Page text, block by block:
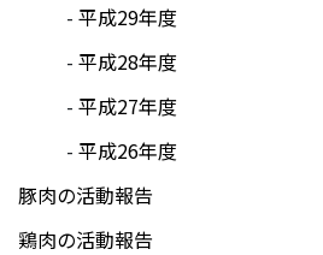
平成29年度
平成28年度
平成27年度
平成26年度
豚肉の活動報告
鶏肉の活動報告